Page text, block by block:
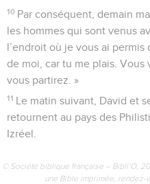
10 Par conséquent, demain
les hommes qui sont venus
l’endroit où je vous ai permis
de moi, car tu me plais.
vous partirez. »
11 Le matin suivant, David et
retournent au pays des
Izréel.
© Société biblique française – Bibli’O,
une Bible imprimée,